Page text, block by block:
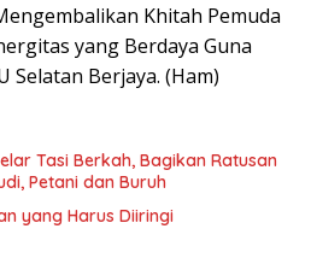
Khitah Pemuda
yang Berdaya Guna
Selatan Berjaya. (Ham)
Tasi Berkah, Bagikan Ratusan
Petani dan Buruh
yang Harus Diiringi